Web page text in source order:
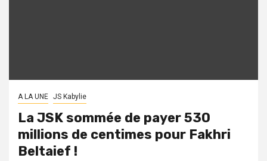
A LA UNE JS Kabylie
La JSK sommée de payer 530
millions de centimes pour Fakhri
Beltaief !